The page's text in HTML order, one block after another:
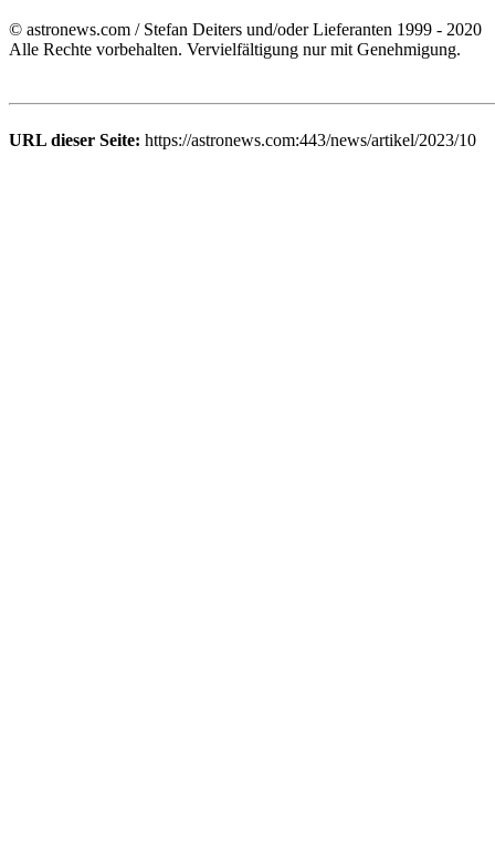
© astronews.com / Stefan Deiters und/oder Lieferanten 1999 - 2020
Alle Rechte vorbehalten. Vervielfältigung nur mit Genehmigung.
URL dieser Seite: https://astronews.com:443/news/artikel/2023/10